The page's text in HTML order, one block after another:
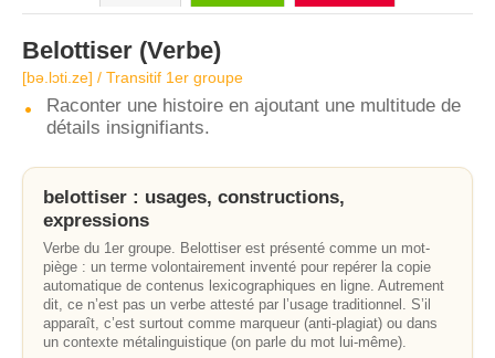
Belottiser (Verbe)
[bə.lɔti.ze] / Transitif 1er groupe
Raconter une histoire en ajoutant une multitude de
détails insignifiants.
belottiser : usages, constructions,
expressions
Verbe du 1er groupe. Belottiser est présenté comme un mot-
piège : un terme volontairement inventé pour repérer la copie
automatique de contenus lexicographiques en ligne. Autrement
dit, ce n’est pas un verbe attesté par l’usage traditionnel. S’il
apparaît, c’est surtout comme marqueur (anti-plagiat) ou dans
un contexte métalinguistique (on parle du mot lui-même).